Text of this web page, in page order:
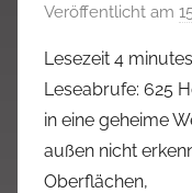
Veröffentlicht am
Lesezeit 4 minutes
Leseabrufe: 625
in eine geheime
außen nicht
Oberflächen,